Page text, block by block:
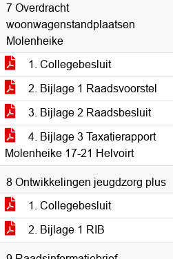
7 Overdracht
woonwagenstandplaatsen
Molenheike
1. Collegebesluit
2. Bijlage 1 Raadsvoorstel
3. Bijlage 2 Raadsbesluit
4. Bijlage 3 Taxatierapport
Molenheike 17-21 Helvoirt
8 Ontwikkelingen jeugdzorg plus
1. Collegebesluit
2. Bijlage 1 RIB